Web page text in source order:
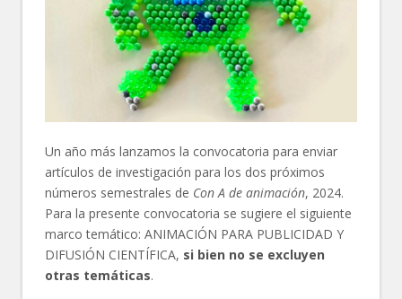
Un año más lanzamos la convocatoria para enviar
artículos de investigación para los dos próximos
números semestrales de Con A de animación, 2024.
Para la presente convocatoria se sugiere el siguiente
marco temático: ANIMACIÓN PARA PUBLICIDAD Y
DIFUSIÓN CIENTÍFICA, si bien no se excluyen
otras temáticas.